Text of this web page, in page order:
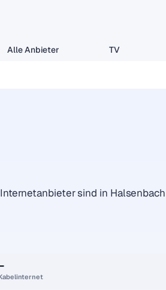
Alle Anbieter TV
sind in Halsenbach